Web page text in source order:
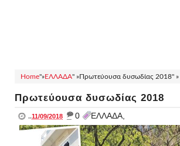
Home"»ΕΛΛΑΔΑ" »Πρωτεύουσα δυσωδίας 2018" »
Πρωτεύουσα δυσωδίας 2018
..11/09/2018 _ 0 ΕΛΛΑΔΑ,